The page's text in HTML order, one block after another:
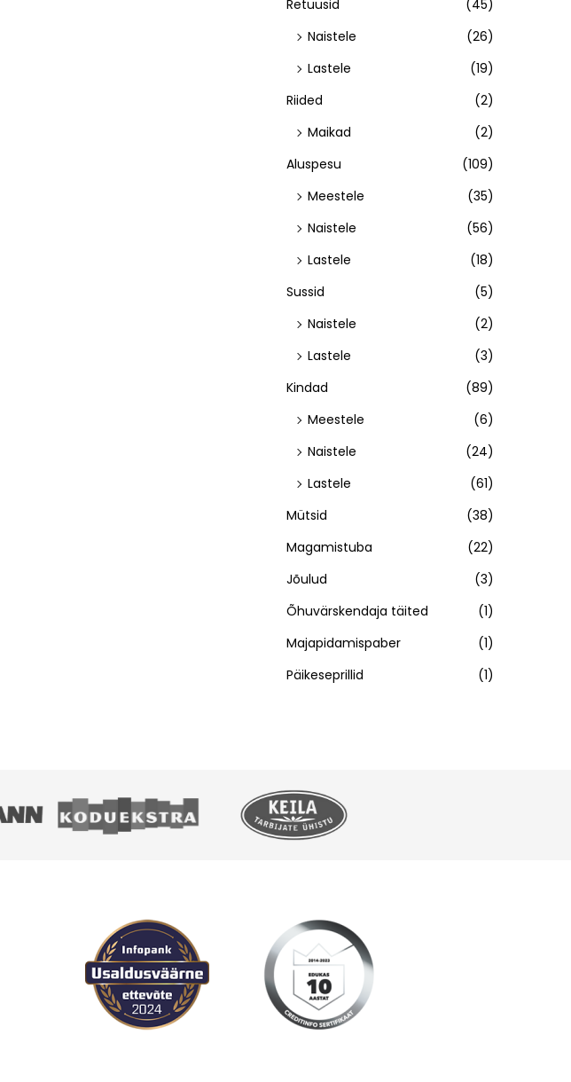
Retuusid
(45)
Naistele
(26)
Lastele
(19)
Riided
(2)
Maikad
(2)
Aluspesu
(109)
Meestele
(35)
Naistele
(56)
Lastele
(18)
Sussid
(5)
Naistele
(2)
Lastele
(3)
Kindad
(89)
Meestele
(6)
Naistele
(24)
Lastele
(61)
Mütsid
(38)
Magamistuba
(22)
Jõulud
(3)
Õhuvärskendaja täited
(1)
Majapidamispaber
(1)
Päikeseprillid
(1)